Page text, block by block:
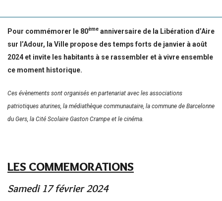
Pour commémorer le 80ème anniversaire de la Libération d’Aire
sur l’Adour, la Ville propose des temps forts de janvier à août
2024 et invite les habitants à se rassembler et à vivre ensemble
ce moment historique.
Ces évènements sont organisés en partenariat avec les associations
patriotiques aturines, la médiathèque communautaire, la commune de Barcelonne
du Gers, la Cité Scolaire Gaston Crampe et le cinéma.
LES COMMEMORATIONS
Samedi 17 février 2024